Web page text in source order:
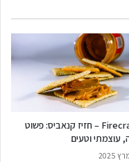
Firecracker – חזיז קנאביס: פשוט
עוצמתי וטעים